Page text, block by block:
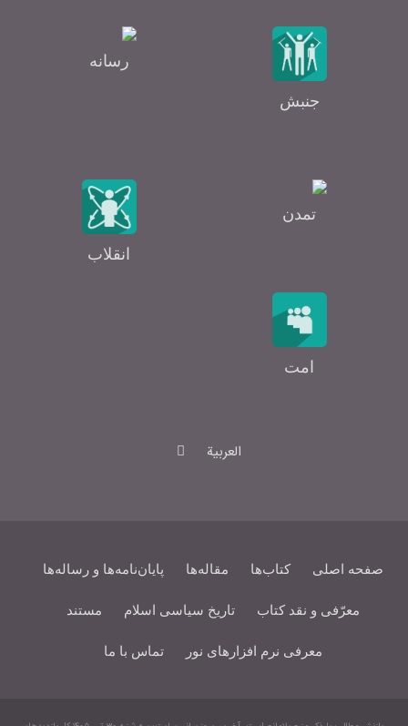
رسانه
جنبش
انقلاب
تمدن
امت
العربیة
صفحه اصلی کتاب‌ها مقاله‌ها پایان‌نامه‌ها و رساله‌ها
معرّفی و نقد کتاب تاریخ سیاسی اسلام مستند
معرفی نرم افزارهای نور تماس با ما